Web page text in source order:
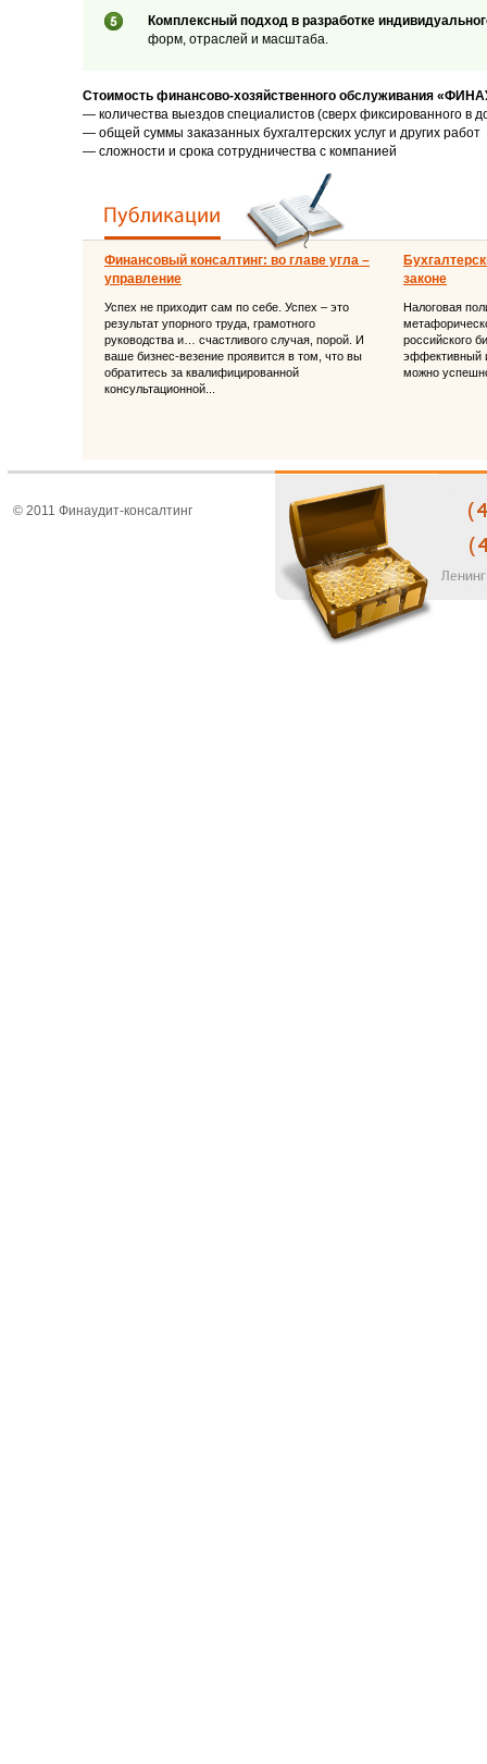
Комплексный подход в разработке
форм, отраслей и масштаба.
Стоимость финансово-хозяйственного обслуживания
— количества выездов специалистов (сверх фиксированного в
— общей суммы заказанных бухгалтерских услуг и других работ
— сложности и срока сотрудничества с компанией
Финансовый консалтинг: во главе угла –
управление
Успех не приходит сам по себе. Успех – это
результат упорного труда, грамотного
руководства и… счастливого случая, порой. И
ваше бизнес-везение проявится в том, что вы
обратитесь за квалифицированной
консультационной...
законе
Налоговая
российского
эффективный
можно
© 2011 Финаудит-консалтинг